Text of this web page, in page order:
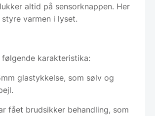
altid på sensorknappen. Her
varmen i lyset.
følgende karakteristika:
glastykkelse, som sølv og
fået brudsikker behandling, som